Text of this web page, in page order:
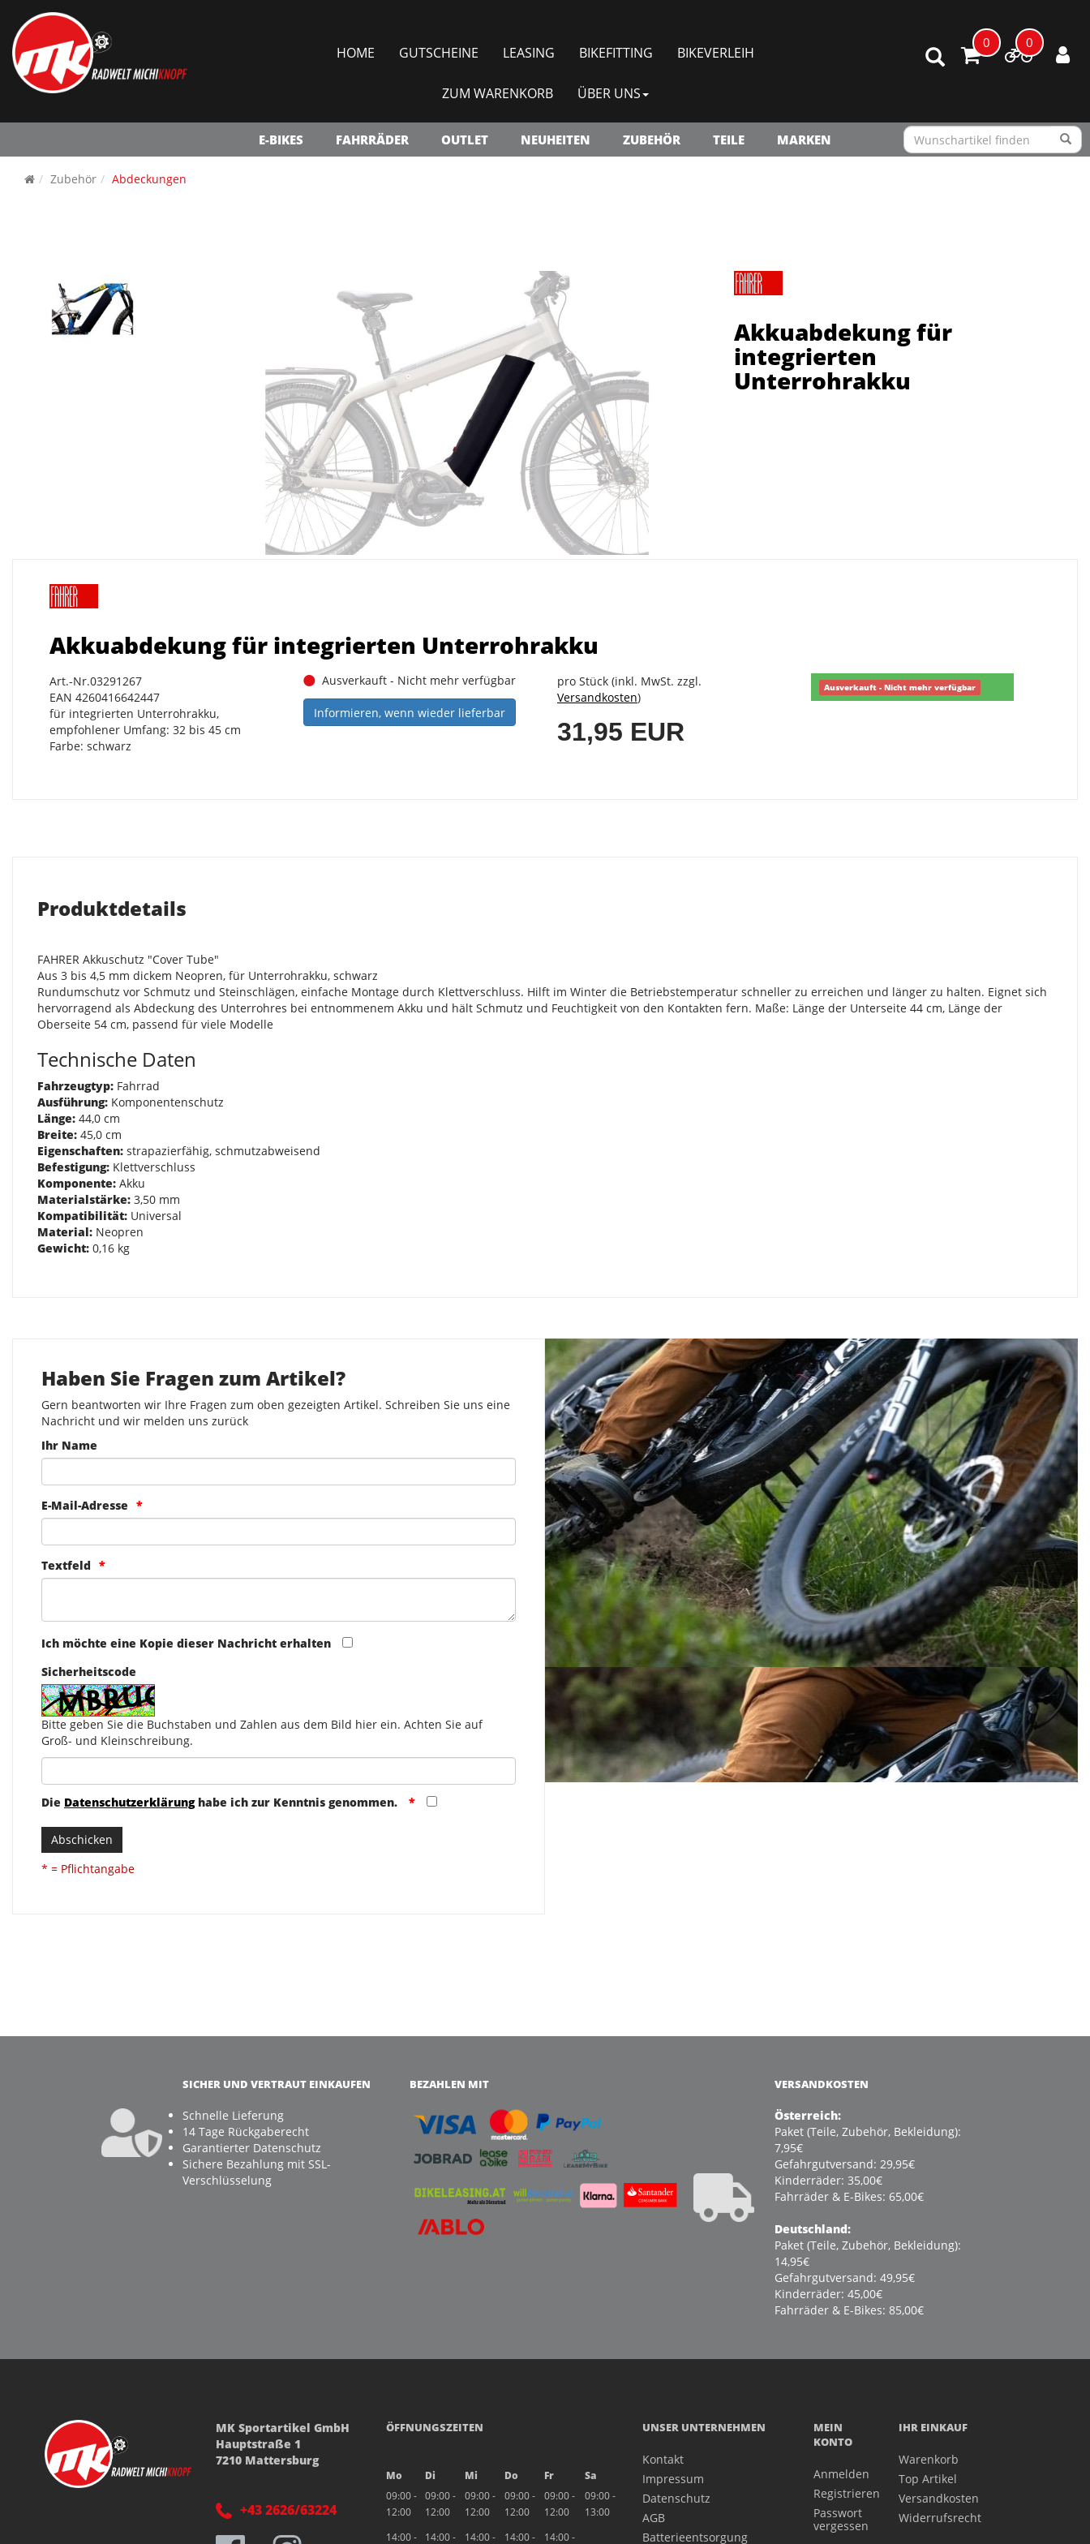
0 0
HOME GUTSCHEINE LEASING BIKEFITTING BIKEVERLEIH
ZUM WARENKORB ÜBER UNS
E-BIKES FAHRRÄDER OUTLET NEUHEITEN ZUBEHÖR TEILE MARKEN
Zubehör Abdeckungen
Akkuabdekung für
integrierten
Unterrohrakku
Akkuabdekung für integrierten Unterrohrakku
Art.-Nr.03291267
EAN 4260416642447
für integrierten Unterrohrakku,
empfohlener Umfang: 32 bis 45 cm
Farbe: schwarz
Ausverkauft - Nicht mehr verfügbar
Informieren, wenn wieder lieferbar
pro Stück (inkl. MwSt. zzgl.
Versandkosten)
31,95 EUR
Ausverkauft - Nicht mehr verfügbar
Produktdetails
FAHRER Akkuschutz "Cover Tube"
Aus 3 bis 4,5 mm dickem Neopren, für Unterrohrakku, schwarz
Rundumschutz vor Schmutz und Steinschlägen, einfache Montage durch Klettverschluss. Hilft im Winter die Betriebstemperatur schneller zu erreichen und länger zu halten. Eignet sich
hervorragend als Abdeckung des Unterrohres bei entnommenem Akku und hält Schmutz und Feuchtigkeit von den Kontakten fern. Maße: Länge der Unterseite 44 cm, Länge der
Oberseite 54 cm, passend für viele Modelle
Technische Daten
Fahrzeugtyp: Fahrrad
Ausführung: Komponentenschutz
Länge: 44,0 cm
Breite: 45,0 cm
Eigenschaften: strapazierfähig, schmutzabweisend
Befestigung: Klettverschluss
Komponente: Akku
Materialstärke: 3,50 mm
Kompatibilität: Universal
Material: Neopren
Gewicht: 0,16 kg
Haben Sie Fragen zum Artikel?
Gern beantworten wir Ihre Fragen zum oben gezeigten Artikel. Schreiben Sie uns eine
Nachricht und wir melden uns zurück
Ihr Name
E-Mail-Adresse
Textfeld
Ich möchte eine Kopie dieser Nachricht erhalten
Sicherheitscode
Bitte geben Sie die Buchstaben und Zahlen aus dem Bild hier ein. Achten Sie auf
Groß- und Kleinschreibung.
Die Datenschutzerklärunghabe ich zur Kenntnis genommen.
Abschicken
* = Pflichtangabe
SICHER UND VERTRAUT EINKAUFEN
Schnelle Lieferung
14 Tage Rückgaberecht
Garantierter Datenschutz
Sichere Bezahlung mit SSL-
Verschlüsselung
BEZAHLEN MIT VERSANDKOSTEN
Österreich:
Paket (Teile, Zubehör, Bekleidung):
7,95€
Gefahrgutversand: 29,95€
Kinderräder: 35,00€
Fahrräder & E-Bikes: 65,00€
Deutschland:
Paket (Teile, Zubehör, Bekleidung):
14,95€
Gefahrgutversand: 49,95€
Kinderräder: 45,00€
Fahrräder & E-Bikes: 85,00€
MK Sportartikel GmbH
Hauptstraße 1
7210 Mattersburg
+43 2626/63224
ÖFFNUNGSZEITEN
Mo Di Mi Do Fr
Sa
09:00 -
12:00
09:00 -
12:00
09:00 -
12:00
09:00 -
12:00
09:00 -
12:00
09:00 -
13:00
14:00 -
14:00 - 14:00 - 14:00 - 14:00 -
UNSER UNTERNEHMEN
Kontakt
Impressum
Datenschutz
AGB
Batterieentsorgung
MEIN
KONTO
Anmelden
Registrieren
Passwort
vergessen
IHR EINKAUF
Warenkorb
Top Artikel
Versandkosten
Widerrufsrecht